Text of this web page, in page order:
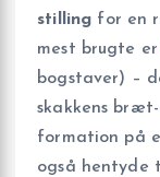
stilling for en
mest brugte
bogstaver) –
skakkens
formation på
også hentyde